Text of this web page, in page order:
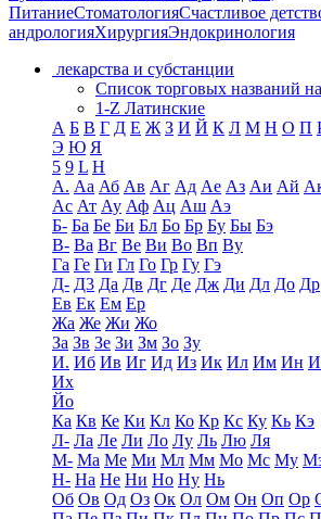
ПитаниеСтоматологияСчастливое
андрологияХирургияЭндокринология
лекарства и субстанции
Список торговых названий
1-Z Латинские
А Б В Г Д Е Ж З И Й К Л М Н О П
Э Ю Я
5 9 L H
А. Аа Аб Ав Аг Ад Ае Аз Аи Ай
Ас Ат Ау Аф Ац Аш Аэ
Б- Ба Бе Би Бл Бо Бр Бу Бы Бэ
В- Ва Вг Ве Ви Во Вп Ву
Га Ге Ги Гл Го Гр Гу Гэ
Д- Д3 Да Дв Дг Де Дж Ди Дл До Др
Ев Ек Ем Ер
Жа Же Жи Жо
За Зв Зе Зи Зм Зо Зу
И. Иб Ив Иг Ид Из Ик Ил Им Ин
Их
Йо
Ка Кв Ке Ки Кл Ко Кр Кс Ку Кь Кэ
Л- Ла Ле Ли Ло Лу Ль Лю Ля
М- Ма Ме Ми Мл Мм Мо Мс Му
Н- На Не Ни Но Ну Нь
Об Ов Од Оз Ок Ол Ом Он Оп Ор